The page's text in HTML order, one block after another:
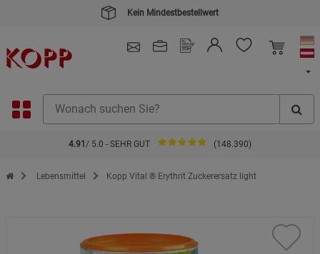
Kein Mindestbestellwert
4.91 / 5.0 - SEHR GUT (148.390)
Zur Startseite des Kopp Verlag Online-Shop
Lebensmittel Kopp Vital ® Erythrit Zuckerersatz light